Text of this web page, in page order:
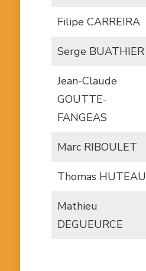
Filipe CARREIRA
Serge BUATHIER
Jean-Claude
GOUTTE-
FANGEAS
Marc RIBOULET
Thomas HUTEAU
Mathieu
DEGUEURCE